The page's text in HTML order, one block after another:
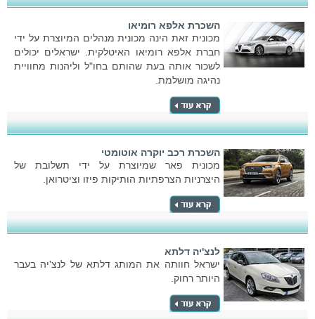
השכרת אלפא רומיאו
מכונית זאת הינה מכונית מנהלים המיוצרת על ידי
חברת אלפא רומיאו האיטלקית. ישראלים יכולים
לשכור אותה בעת שהותם בחו"ל וליהנות מחוויית
נהיגה מושלמת.
השכרת רכב יוקרה אוטומטי
מכונית פאר שמיוצרת על ידי תשלובת של
היצרניות הצרפתיות הותיקות פיזו וציטרואן.
לנצ'יה דלתא
ישראל חוותה את המותג דלתא של לנצ'יה בעבר
היותר רחוק.